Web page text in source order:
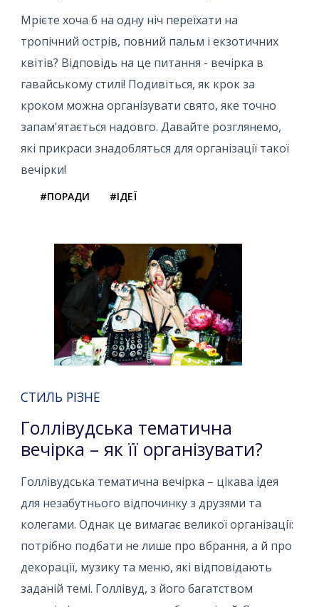
Мрієте хоча б на одну ніч переїхати на
тропічний острів, повний пальм і екзотичних
квітів? Відповідь на це питання - вечірка в
гавайському стилі! Подивіться, як крок за
кроком можна організувати свято, яке точно
запам'ятається надовго. Давайте розглянемо,
які прикраси знадобляться для організації такої
вечірки!
#ПОРАДИ #ІДЕЇ
СТИЛЬ РІЗНЕ
Голлівудська тематична
вечірка – як її організувати?
Голлівудська тематична вечірка – цікава ідея
для незабутнього відпочинку з друзями та
колегами. Однак це вимагає великої організації:
потрібно подбати не лише про вбрання, а й про
декорації, музику та меню, які відповідають
заданій темі. Голлівуд, з його багатством